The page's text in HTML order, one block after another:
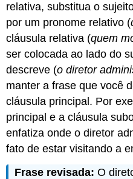
relativa, substitua o
por um pronome relativo (
cláusula relativa (quem
ser colocada ao lado do
descreve (o diretor
manter a frase que você
cláusula principal. Por
principal e a cláusula
enfatiza onde o diretor
fato de estar visitando a
Frase revisada: O